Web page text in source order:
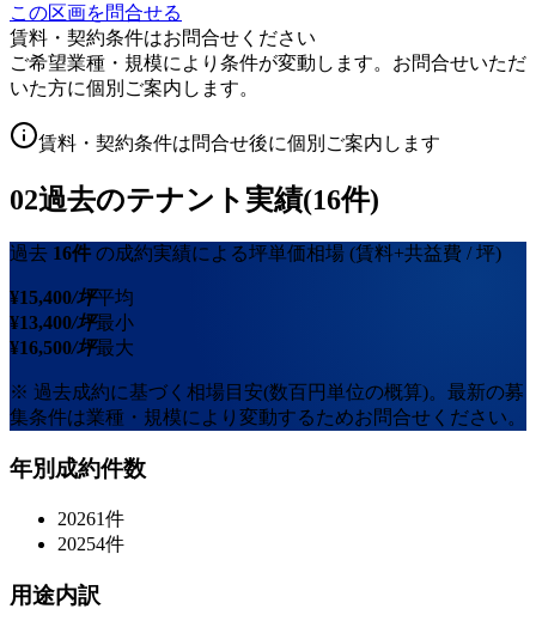
この区画を問合せる
賃料・契約条件はお問合せください
ご希望業種・規模により条件が変動します。お問合せいただ
いた方に個別ご案内します。
賃料・契約条件は問合せ後に個別ご案内します
02過去のテナント実績(16件)
過去 16件 の成約実績による坪単価相場 (賃料+共益費 / 坪)
¥15,400/坪平均
¥13,400/坪最小
¥16,500/坪最大
※ 過去成約に基づく相場目安(数百円単位の概算)。最新の募
集条件は業種・規模により変動するためお問合せください。
年別成約件数
20261件
20254件
用途内訳